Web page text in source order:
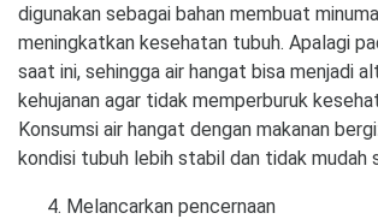
digunakan sebagai bahan membuat
meningkatkan kesehatan tubuh. Apalagi
saat ini, sehingga air hangat bisa menjadi
kehujanan agar tidak memperburuk
Konsumsi air hangat dengan makanan
kondisi tubuh lebih stabil dan tidak mudah
Melancarkan pencernaan